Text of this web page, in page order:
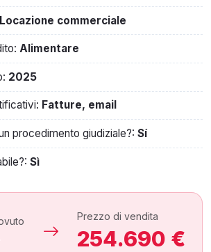
Locazione commerciale
Alimentare
2025
Fatture, email
procedimento giudiziale?:Sí
Sì
Prezzo di vendita
254.690 €